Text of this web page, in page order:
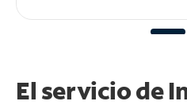
El servicio de